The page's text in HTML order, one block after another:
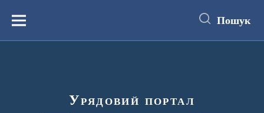
вмістуМеню Пошук
Урядовий портал